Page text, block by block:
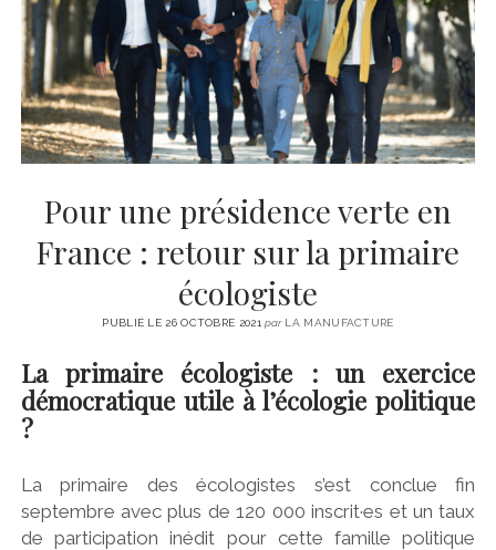
CINÉMA
LITTÉRATURE
ÉCONOMIE
SPORT
MÉDIAS
SANTÉ
instagram
emailemail-
form
Pour une présidence verte en
France : retour sur la primaire
écologiste
PUBLIÉ LE 26 OCTOBRE 2021parLA MANUFACTURE
La primaire écologiste : un exercice
démocratique utile à l’écologie politique
?
La primaire des écologistes s’est conclue fin
septembre avec plus de 120 000 inscrit·es et un taux
de participation inédit pour cette famille politique